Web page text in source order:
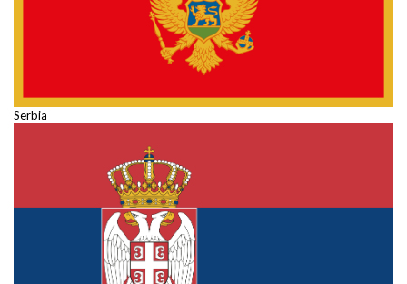
Serbia